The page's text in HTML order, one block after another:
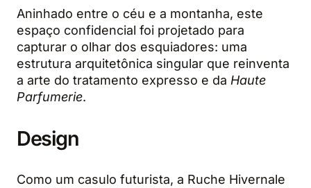
Aninhado entre o céu e a montanha, este
espaço confidencial foi projetado para
capturar o olhar dos esquiadores: uma
estrutura arquitetônica singular que reinventa
a arte do tratamento expresso e da Haute
Parfumerie.
Design
Como um casulo futurista, a Ruche Hivernale